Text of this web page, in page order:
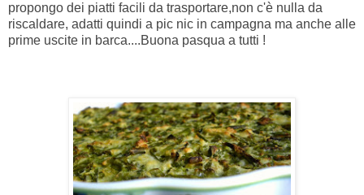
propongo dei piatti facili da trasportare,non c'è nulla da
riscaldare, adatti quindi a pic nic in campagna ma anche alle
prime uscite in barca....Buona pasqua a tutti !